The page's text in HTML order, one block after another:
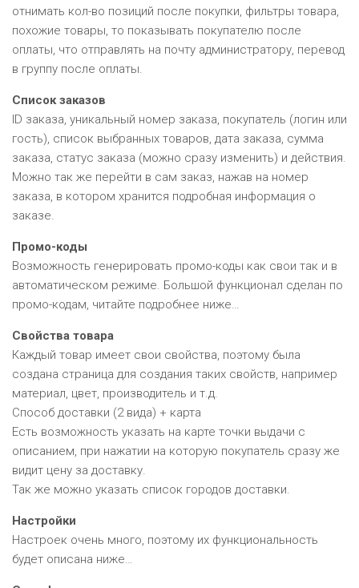
отнимать кол-во позиций после покупки, фильтры товара,
похожие товары, то показывать покупателю после
оплаты, что отправлять на почту администратору, перевод
в группу после оплаты.
Список заказов
ID заказа, уникальный номер заказа, покупатель (логин или
гость), список выбранных товаров, дата заказа, сумма
заказа, статус заказа (можно сразу изменить) и действия.
Можно так же перейти в сам заказ, нажав на номер
заказа, в котором хранится подробная информация о
заказе.
Промо-коды
Возможность генерировать промо-коды как свои так и в
автоматическом режиме. Большой функционал сделан по
промо-кодам, читайте подробнее ниже…
Свойства товара
Каждый товар имеет свои свойства, поэтому была
создана страница для создания таких свойств, например
материал, цвет, производитель и т.д.
Способ доставки (2 вида) + карта
Есть возможность указать на карте точки выдачи с
описанием, при нажатии на которую покупатель сразу же
видит цену за доставку.
Так же можно указать список городов доставки.
Настройки
Настроек очень много, поэтому их функциональность
будет описана ниже…